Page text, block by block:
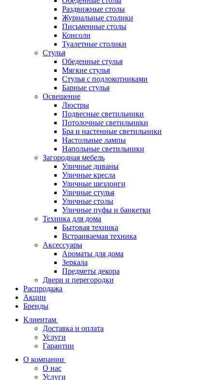
Раздвижные столы
Журнальные столики
Письменные столы
Консоли
Туалетные столики
Стулья
Обеденные стулья
Мягкие стулья
Стулья с подлокотниками
Барные стулья
Освещение
Люстры
Подвесные светильники
Потолочные светильники
Бра и настенные светильники
Настольные лампы
Напольные светильники
Загородная мебель
Уличные диваны
Уличные кресла
Уличные шезлонги
Уличные стулья
Уличные столы
Уличные пуфы и банкетки
Техника для дома
Бытовая техника
Встраиваемая техника
Аксессуары
Ароматы для дома
Зеркала
Предметы декора
Двери и перегородки
Распродажа
Акции
Бренды
Клиентам
Доставка и оплата
Услуги
Гарантии
О компании
О нас
Услуги